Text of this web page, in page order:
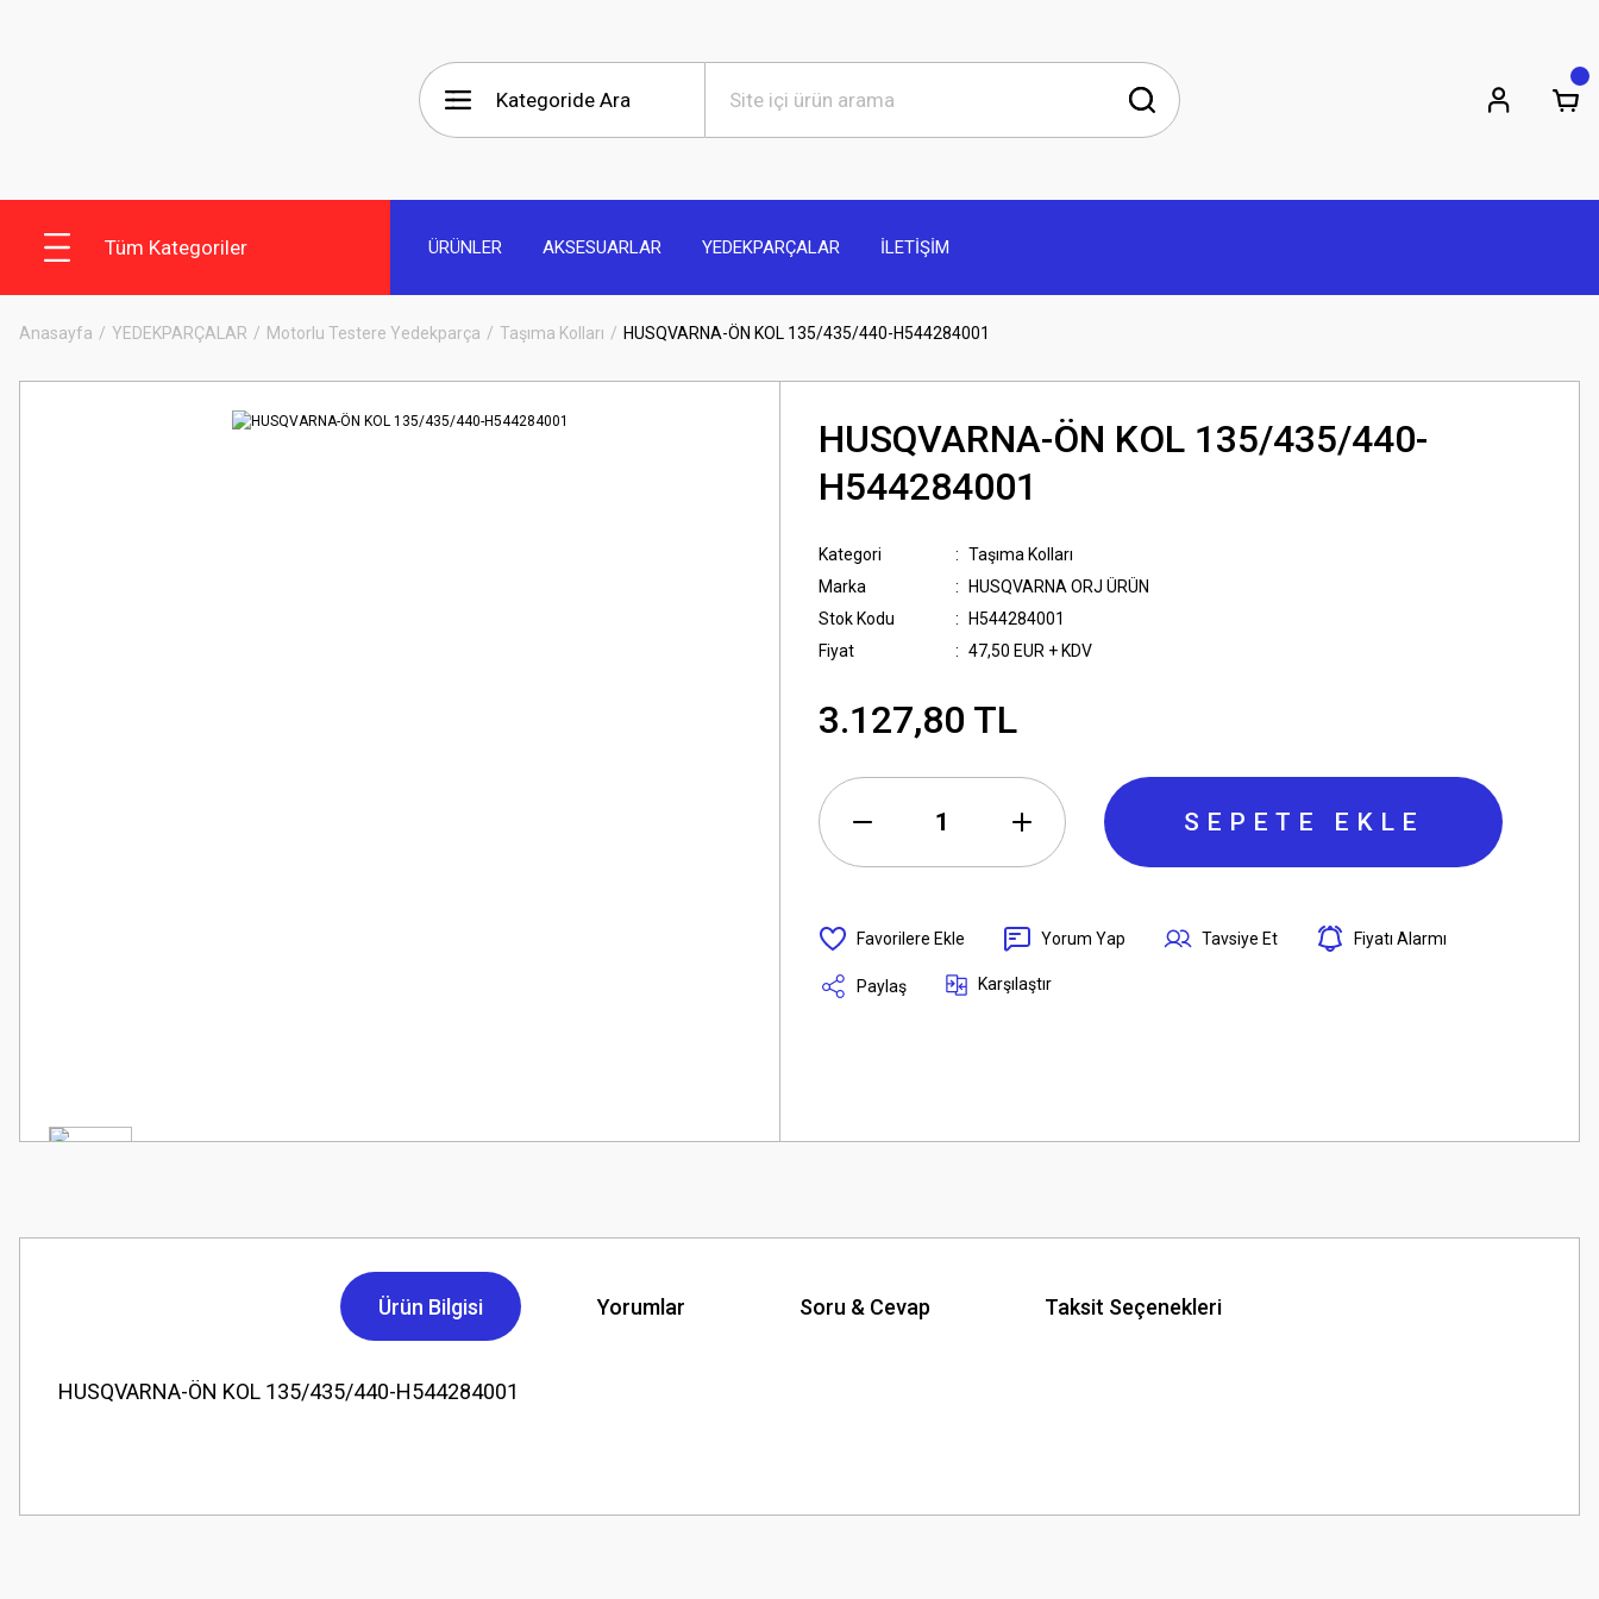
Tüm Kategoriler ÜRÜNLER AKSESUARLAR YEDEKPARÇALAR İLETİŞİM
Anasayfa YEDEKPARÇALAR Motorlu Testere Yedekparça Taşıma Kolları HUSQVARNA-ÖN KOL 135/435/440-H544284001
HUSQVARNA-ÖN KOL 135/435/440-
H544284001
Kategori
Taşıma Kolları
Marka
HUSQVARNA ORJ ÜRÜN
Stok Kodu
H544284001
Fiyat
47,50 EUR + KDV
3.127,80 TL
SEPETE EKLE
Yorum Yap Tavsiye Et Fiyatı Alarmı
Paylaş Karşılaştır
Ürün Bilgisi Yorumlar Soru & Cevap Taksit Seçenekleri
HUSQVARNA-ÖN KOL 135/435/440-H544284001